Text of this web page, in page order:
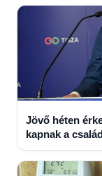
Jövő héten
kapnak a